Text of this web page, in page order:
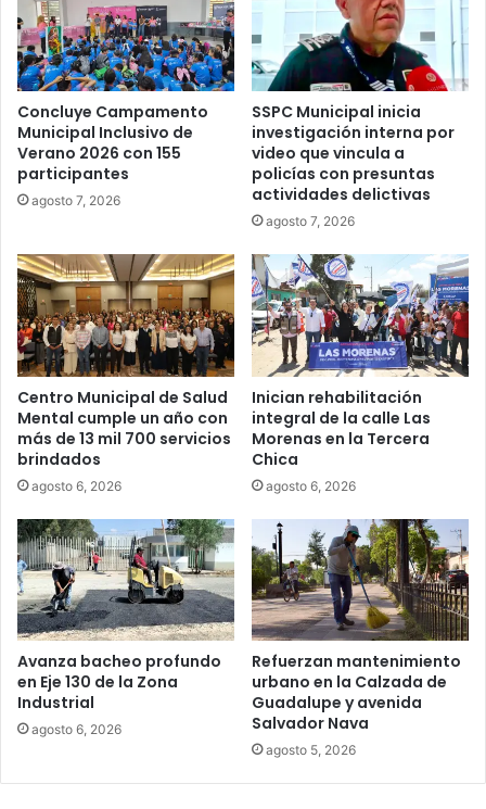
Concluye Campamento
Municipal Inclusivo de
Verano 2026 con 155
participantes
agosto 7, 2026
SSPC Municipal inicia
investigación interna por
video que vincula a
policías con presuntas
actividades delictivas
agosto 7, 2026
Centro Municipal de Salud
Mental cumple un año con
más de 13 mil 700 servicios
brindados
agosto 6, 2026
Inician rehabilitación
integral de la calle Las
Morenas en la Tercera
Chica
agosto 6, 2026
Avanza bacheo profundo
en Eje 130 de la Zona
Industrial
agosto 6, 2026
Refuerzan mantenimiento
urbano en la Calzada de
Guadalupe y avenida
Salvador Nava
agosto 5, 2026